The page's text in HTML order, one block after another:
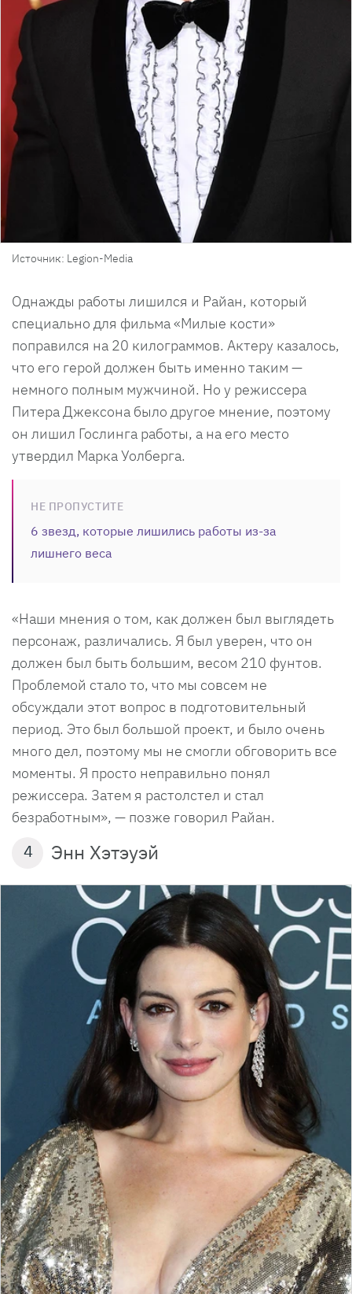
Источник: Legion-Media
Однажды работы лишился и Райан, который
специально для фильма «Милые кости»
поправился на 20 килограммов. Актеру казалось,
что его герой должен быть именно таким —
немного полным мужчиной. Но у режиссера
Питера Джексона было другое мнение, поэтому
он лишил Гослинга работы, а на его место
утвердил Марка Уолберга.
НЕ ПРОПУСТИТЕ
6 звезд, которые лишились работы из-за
лишнего веса
«Наши мнения о том, как должен был выглядеть
персонаж, различались. Я был уверен, что он
должен был быть большим, весом 210 фунтов.
Проблемой стало то, что мы совсем не
обсуждали этот вопрос в подготовительный
период. Это был большой проект, и было очень
много дел, поэтому мы не смогли обговорить все
моменты. Я просто неправильно понял
режиссера. Затем я растолстел и стал
безработным», — позже говорил Райан.
4 Энн Хэтэуэй